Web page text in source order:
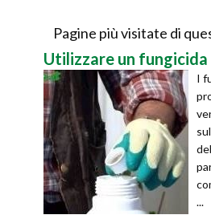
Pagine più visitate di
Utilizzare un fungicida
I
...